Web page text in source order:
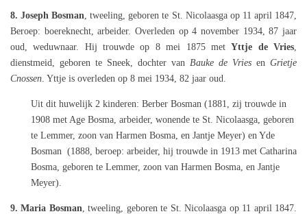
8. Joseph Bosman, tweeling, geboren te St. Nicolaasga op 11 april 1847,
Beroep: boereknecht, arbeider. Overleden op 4 november 1934, 87 jaar
oud, weduwnaar. Hij trouwde op 8 mei 1875 metYttje de Vries,
dienstmeid, geboren te Sneek, dochter van Bauke de Vries en Grietje
Cnossen. Yttje is overleden op 8 mei 1934, 82 jaar oud.
Uit dit huwelijk 2 kinderen: Berber Bosman (1881, zij trouwde in
1908 met Age Bosma, arbeider, wonende te St. Nicolaasga, geboren
te Lemmer, zoon van Harmen Bosma, en Jantje Meyer) en Yde
Bosman (1888, beroep: arbeider, hij trouwde in 1913 met Catharina
Bosma, geboren te Lemmer, zoon van Harmen Bosma, en Jantje
Meyer).
9. Maria Bosman, tweeling, geboren te St. Nicolaasga op 11 april 1847.